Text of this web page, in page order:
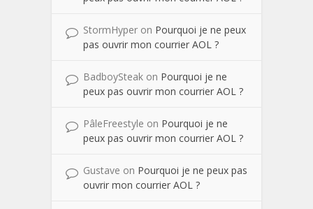
StormHyper on Pourquoi je ne peux
pas ouvrir mon courrier AOL ?
BadboySteak on Pourquoi je ne
peux pas ouvrir mon courrier AOL ?
PâleFreestyle on Pourquoi je ne
peux pas ouvrir mon courrier AOL ?
Gustave on Pourquoi je ne peux pas
ouvrir mon courrier AOL ?